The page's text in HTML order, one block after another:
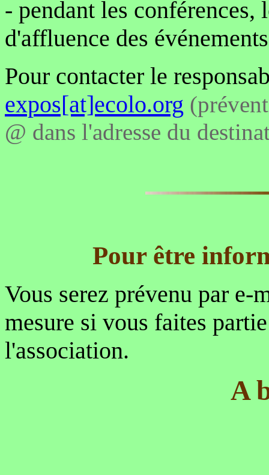
- pendant les conférences,
d'affluence des
Pour contacter le
expos[at]ecolo.org
@ dans l'adresse du
Pour être
Vous serez prévenu par e-
mesure si vous faites
l'association.
A